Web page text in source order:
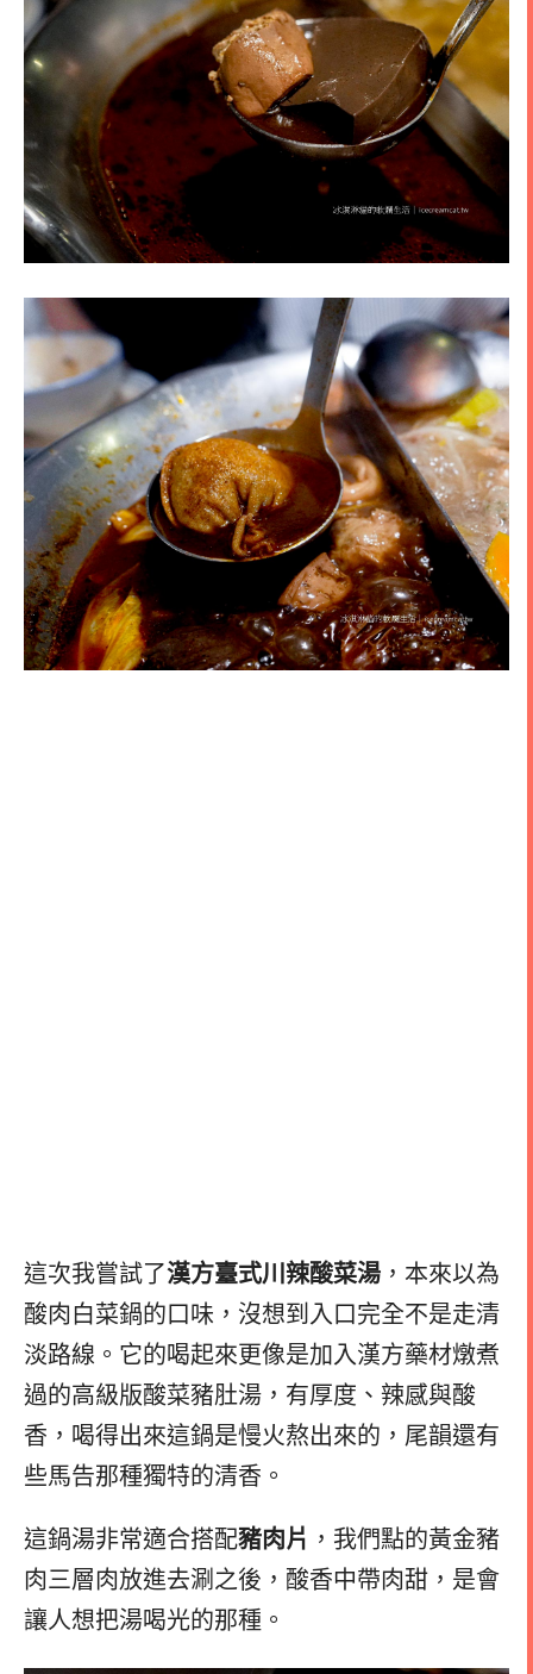
這次我嘗試了漢方臺式川辣酸菜湯 ，本來以為
酸肉白菜鍋的口味，沒想到入口完全不是走清
淡路線。它的喝起來更像是加入漢方藥材燉煮
過的高級版酸菜豬肚湯，有厚度、辣感與酸
香，喝得出來這鍋是慢火熬出來的，尾韻還有
些馬告那種獨特的清香。
這鍋湯非常適合搭配豬肉片 ，我們點的黃金豬
肉三層肉放進去涮之後，酸香中帶肉甜，是會
讓人想把湯喝光的那種。